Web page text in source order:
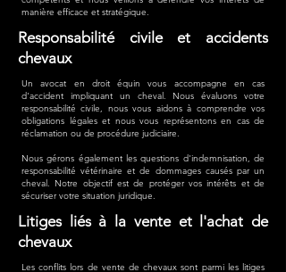
manière efficace et stratégique.
Responsabilité civile et accidents
chevaux
Un avocat en droit équin vous accompagne en cas
d'accident impliquant un cheval. Nous évaluons votre
responsabilité civile, nous vous aidons à comprendre vos
obligations légales et nous vous représentons en cas de
réclamation ou de procédure judiciaire.
Nous gérons également les questions d'indemnisation, de
responsabilité vétérinaire et de dommages causés par un
cheval. Notre objectif est de protéger vos intérêts et de
sécuriser votre situation juridique.
Litiges liés à la vente et l'achat de
chevaux
Les conflits lors de vente de chevaux sont parmi les litiges